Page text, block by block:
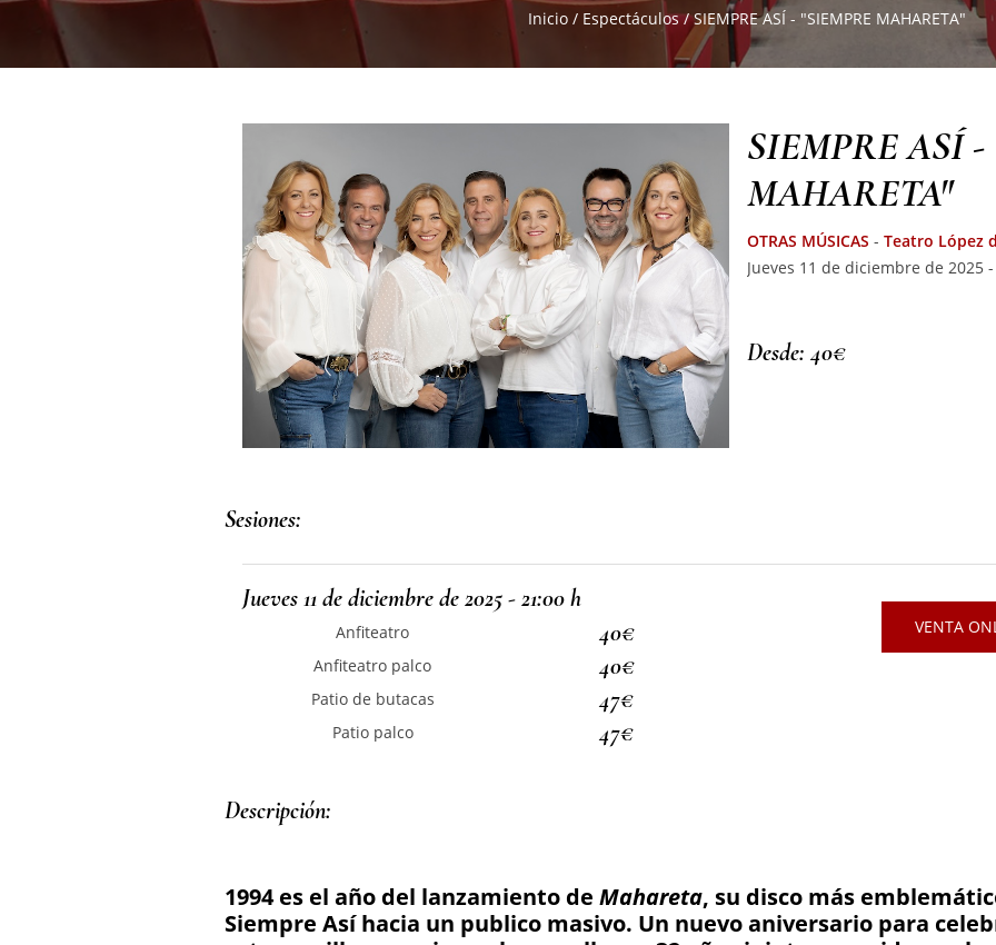
Inicio / Espectáculos /SIEMPRE ASÍ - "SIEMPRE MAHARETA"
SIEMPRE ASÍ
MAHARETA"
OTRAS MÚSICAS - Teatro López
Jueves 11 de diciembre de 2025
Desde: 40€
Sesiones:
Jueves 11 de diciembre de 2025 - 21:00 h
Anfiteatro 40€
Anfiteatro palco 40€
Patio de butacas 47€
Patio palco 47€
VENTA
Descripción: